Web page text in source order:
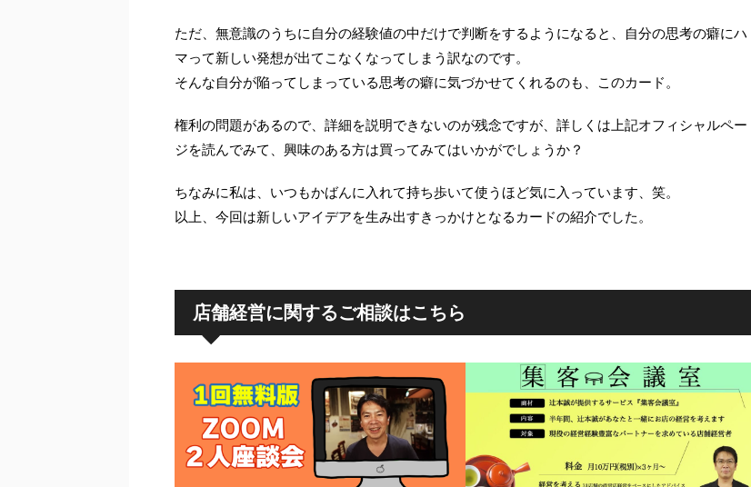
ただ、無意識のうちに自分の経験値の中だけで判断をするようになると、自分の思考の癖にハ
マって新しい発想が出てこなくなってしまう訳なのです。
そんな自分が陥ってしまっている思考の癖に気づかせてくれるのも、このカード。
権利の問題があるので、詳細を説明できないのが残念ですが、詳しくは上記オフィシャルペー
ジを読んでみて、興味のある方は買ってみてはいかがでしょうか？
ちなみに私は、いつもかばんに入れて持ち歩いて使うほど気に入っています、笑。
以上、今回は新しいアイデアを生み出すきっかけとなるカードの紹介でした。
店舗経営に関するご相談はこちら